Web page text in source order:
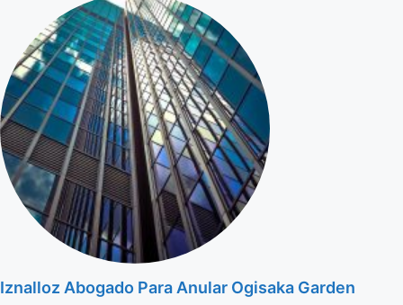
Iznalloz Abogado Para Anular Ogisaka Garden